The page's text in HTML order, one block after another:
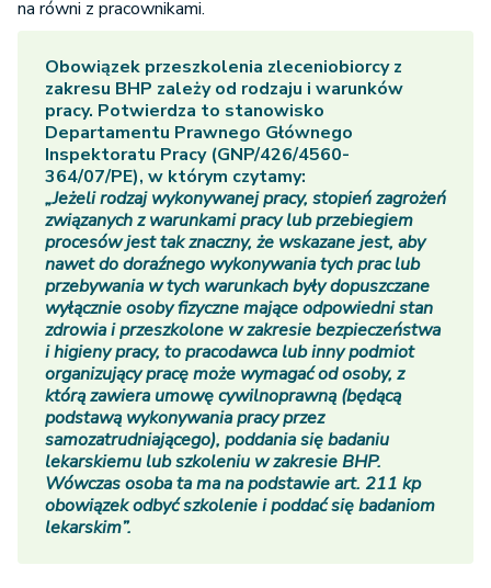
na równi z pracownikami.
Obowiązek przeszkolenia zleceniobiorcy z
zakresu BHP zależy od rodzaju i warunków
pracy. Potwierdza to stanowisko
Departamentu Prawnego Głównego
Inspektoratu Pracy (GNP/426/4560-
364/07/PE), w którym czytamy:
„Jeżeli rodzaj wykonywanej pracy, stopień zagrożeń
związanych z warunkami pracy lub przebiegiem
procesów jest tak znaczny, że wskazane jest, aby
nawet do doraźnego wykonywania tych prac lub
przebywania w tych warunkach były dopuszczane
wyłącznie osoby fizyczne mające odpowiedni stan
zdrowia i przeszkolone w zakresie bezpieczeństwa
i higieny pracy, to pracodawca lub inny podmiot
organizujący pracę może wymagać od osoby, z
którą zawiera umowę cywilnoprawną (będącą
podstawą wykonywania pracy przez
samozatrudniającego), poddania się badaniu
lekarskiemu lub szkoleniu w zakresie BHP.
Wówczas osoba ta ma na podstawie art. 211 kp
obowiązek odbyć szkolenie i poddać się badaniom
lekarskim”.